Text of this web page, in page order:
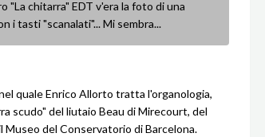
"La chitarra" EDT v'era la foto di una
i tasti "scanalati"... Mi sembra...
quale Enrico Allorto tratta l'organologia,
scudo" del liutaio Beau di Mirecourt, del
Museo del Conservatorio di Barcelona.